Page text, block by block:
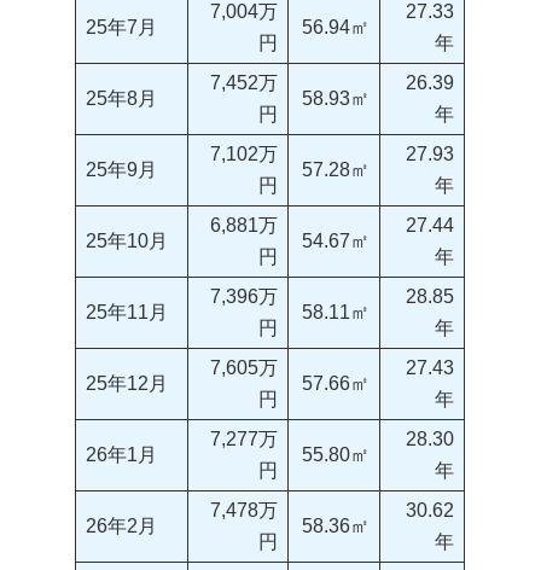
25年7月
7,004万
円
56.94㎡
27.33
年
25年8月
7,452万
円
58.93㎡
26.39
年
25年9月
7,102万
円
57.28㎡
27.93
年
25年10月
6,881万
円
54.67㎡
27.44
年
25年11月
7,396万
円
58.11㎡
28.85
年
25年12月
7,605万
円
57.66㎡
27.43
年
26年1月
7,277万
円
55.80㎡
28.30
年
26年2月
7,478万
円
58.36㎡
30.62
年